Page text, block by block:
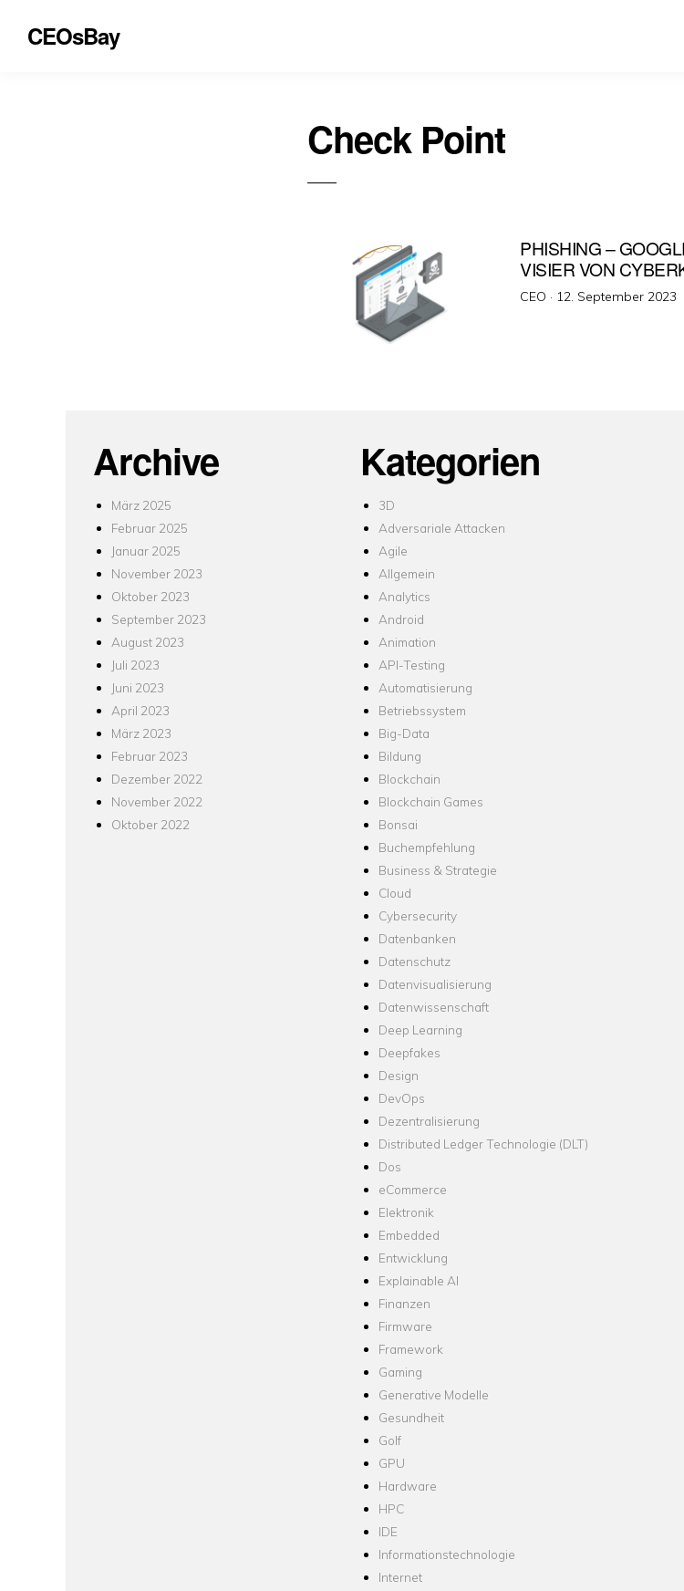
CEOsBay
Check Point
PHISHING –
VISIER VON
CEO · Veröffentlicht
12. September 2023
Archive
März 2025
Februar 2025
Januar 2025
November 2023
Oktober 2023
September 2023
August 2023
Juli 2023
Juni 2023
April 2023
März 2023
Februar 2023
Dezember 2022
November 2022
Oktober 2022
Kategorien
3D
Adversariale Attacken
Agile
Allgemein
Analytics
Android
Animation
API-Testing
Automatisierung
Betriebssystem
Big-Data
Bildung
Blockchain
Blockchain Games
Bonsai
Buchempfehlung
Business & Strategie
Cloud
Cybersecurity
Datenbanken
Datenschutz
Datenvisualisierung
Datenwissenschaft
Deep Learning
Deepfakes
Design
DevOps
Dezentralisierung
Distributed Ledger Technologie (DLT)
Dos
eCommerce
Elektronik
Embedded
Entwicklung
Explainable AI
Finanzen
Firmware
Framework
Gaming
Generative Modelle
Gesundheit
Golf
GPU
Hardware
HPC
IDE
Informationstechnologie
Internet